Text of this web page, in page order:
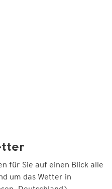
für Sie auf einen Blick alle
um das Wetter in